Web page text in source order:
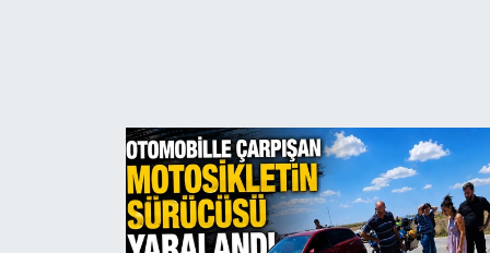
TEKİRDAĞ
KIRKLARELİ
ÇANAKKALE